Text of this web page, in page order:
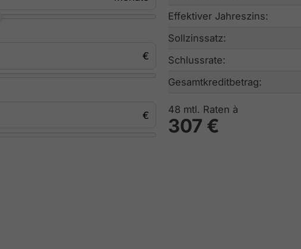
Effektiver Jahreszins:
Sollzinssatz:
Schlussrate:
Gesamtkreditbetrag:
48 mtl. Raten à
307 €